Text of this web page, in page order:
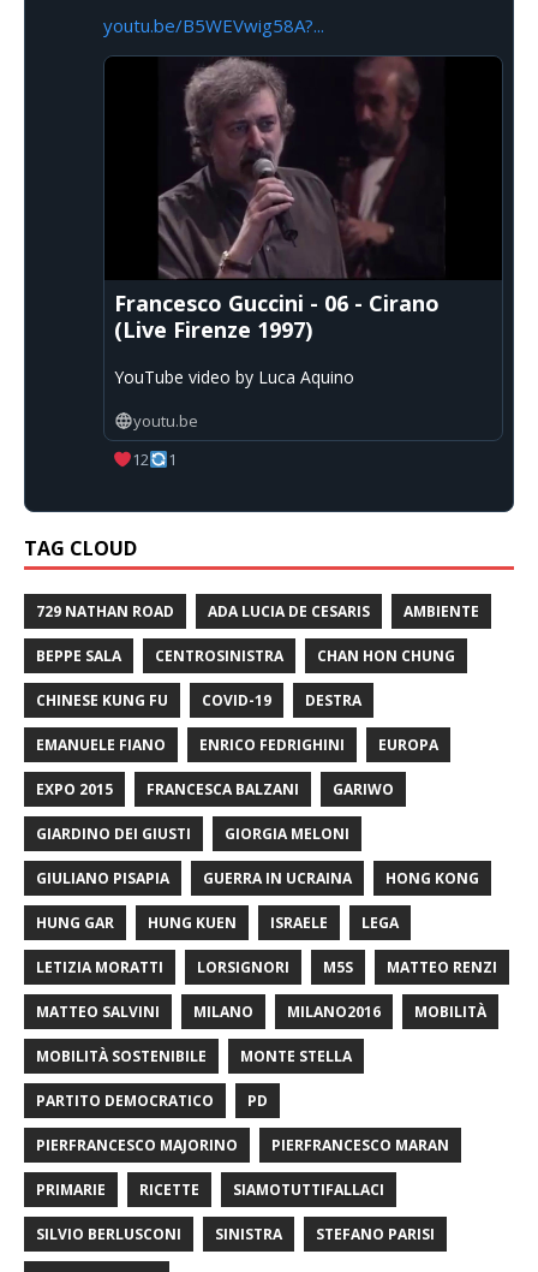
youtu.be/B5WEVwig58A?...
Francesco Guccini - 06 - Cirano
(Live Firenze 1997)
YouTube video by Luca Aquino
youtu.be
12
1
TAG CLOUD
729 NATHAN ROAD ADA LUCIA DE CESARIS AMBIENTE
BEPPE SALA CENTROSINISTRA CHAN HON CHUNG
CHINESE KUNG FU COVID-19 DESTRA
EMANUELE FIANO ENRICO FEDRIGHINI EUROPA
EXPO 2015 FRANCESCA BALZANI GARIWO
GIARDINO DEI GIUSTI GIORGIA MELONI
GIULIANO PISAPIA GUERRA IN UCRAINA HONG KONG
HUNG GAR HUNG KUEN ISRAELE LEGA
LETIZIA MORATTI LORSIGNORI M5S MATTEO RENZI
MATTEO SALVINI MILANO MILANO2016 MOBILITÀ
MOBILITÀ SOSTENIBILE MONTE STELLA
PARTITO DEMOCRATICO PD
PIERFRANCESCO MAJORINO PIERFRANCESCO MARAN
PRIMARIE RICETTE SIAMOTUTTIFALLACI
SILVIO BERLUSCONI SINISTRA STEFANO PARISI